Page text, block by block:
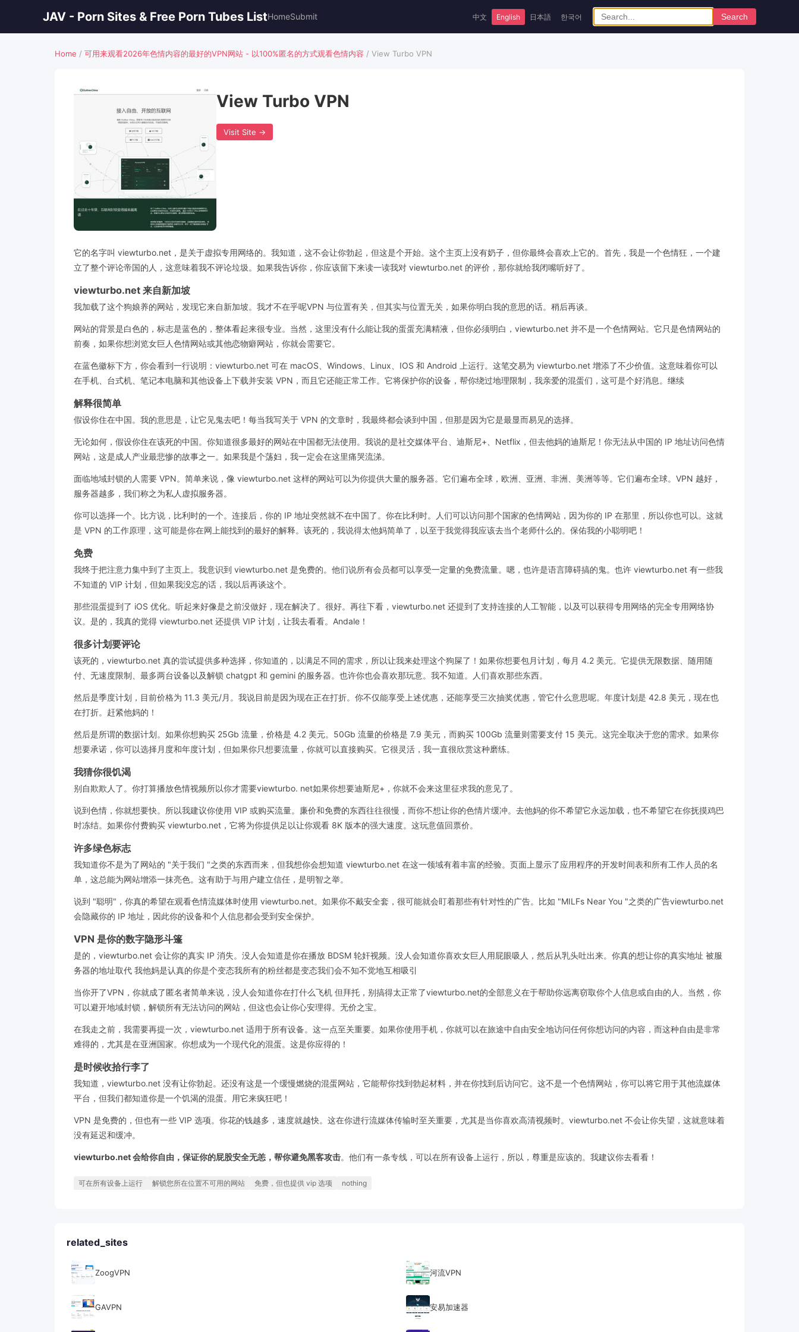
JAV - Porn Sites & Free Porn Tubes ListHomeSubmit 中文 English 日本語 한국어 Search
Home / 可用来观看2026年色情内容的最好的VPN网站 - 以100%匿名的方式观看色情内容 / View Turbo VPN
View Turbo VPN
Visit Site →
它的名字叫 viewturbo.net，是关于虚拟专用网络的。我知道，这不会让你勃起，但这是个开始。这个主页上没有奶子，但你最终会喜欢上它的。首先，我是一个色情狂，一个建
立了整个评论帝国的人，这意味着我不评论垃圾。如果我告诉你，你应该留下来读一读我对 viewturbo.net 的评价，那你就给我闭嘴听好了。
viewturbo.net 来自新加坡
我加载了这个狗娘养的网站，发现它来自新加坡。我才不在乎呢VPN 与位置有关，但其实与位置无关，如果你明白我的意思的话。稍后再谈。
网站的背景是白色的，标志是蓝色的，整体看起来很专业。当然，这里没有什么能让我的蛋蛋充满精液，但你必须明白，viewturbo.net 并不是一个色情网站。它只是色情网站的
前奏，如果你想浏览女巨人色情网站或其他恋物癖网站，你就会需要它。
在蓝色徽标下方，你会看到一行说明：viewturbo.net 可在 macOS、Windows、Linux、IOS 和 Android 上运行。这笔交易为 viewturbo.net 增添了不少价值。这意味着你可以
在手机、台式机、笔记本电脑和其他设备上下载并安装 VPN，而且它还能正常工作。它将保护你的设备，帮你绕过地理限制，我亲爱的混蛋们，这可是个好消息。继续
解释很简单
假设你住在中国。我的意思是，让它见鬼去吧！每当我写关于 VPN 的文章时，我最终都会谈到中国，但那是因为它是最显而易见的选择。
无论如何，假设你住在该死的中国。你知道很多最好的网站在中国都无法使用。我说的是社交媒体平台、迪斯尼+、Netflix，但去他妈的迪斯尼！你无法从中国的 IP 地址访问色情
网站，这是成人产业最悲惨的故事之一。如果我是个荡妇，我一定会在这里痛哭流涕。
面临地域封锁的人需要 VPN。简单来说，像 viewturbo.net 这样的网站可以为你提供大量的服务器。它们遍布全球，欧洲、亚洲、非洲、美洲等等。它们遍布全球。VPN 越好，
服务器越多，我们称之为私人虚拟服务器。
你可以选择一个。比方说，比利时的一个。连接后，你的 IP 地址突然就不在中国了。你在比利时。人们可以访问那个国家的色情网站，因为你的 IP 在那里，所以你也可以。这就
是 VPN 的工作原理，这可能是你在网上能找到的最好的解释。该死的，我说得太他妈简单了，以至于我觉得我应该去当个老师什么的。保佑我的小聪明吧！
免费
我终于把注意力集中到了主页上。我意识到 viewturbo.net 是免费的。他们说所有会员都可以享受一定量的免费流量。嗯，也许是语言障碍搞的鬼。也许 viewturbo.net 有一些我
不知道的 VIP 计划，但如果我没忘的话，我以后再谈这个。
那些混蛋提到了 iOS 优化。听起来好像是之前没做好，现在解决了。很好。再往下看，viewturbo.net 还提到了支持连接的人工智能，以及可以获得专用网络的完全专用网络协
议。是的，我真的觉得 viewturbo.net 还提供 VIP 计划，让我去看看。Andale！
很多计划要评论
该死的，viewturbo.net 真的尝试提供多种选择，你知道的，以满足不同的需求，所以让我来处理这个狗屎了！如果你想要包月计划，每月 4.2 美元。它提供无限数据、随用随
付、无速度限制、最多两台设备以及解锁 chatgpt 和 gemini 的服务器。也许你也会喜欢那玩意。我不知道。人们喜欢那些东西。
然后是季度计划，目前价格为 11.3 美元/月。我说目前是因为现在正在打折。你不仅能享受上述优惠，还能享受三次抽奖优惠，管它什么意思呢。年度计划是 42.8 美元，现在也
在打折。赶紧他妈的！
然后是所谓的数据计划。如果你想购买 25Gb 流量，价格是 4.2 美元。50Gb 流量的价格是 7.9 美元，而购买 100Gb 流量则需要支付 15 美元。这完全取决于您的需求。如果你
想要承诺，你可以选择月度和年度计划，但如果你只想要流量，你就可以直接购买。它很灵活，我一直很欣赏这种磨练。
我猜你很饥渴
别自欺欺人了。你打算播放色情视频所以你才需要viewturbo. net如果你想要迪斯尼+，你就不会来这里征求我的意见了。
说到色情，你就想要快。所以我建议你使用 VIP 或购买流量。廉价和免费的东西往往很慢，而你不想让你的色情片缓冲。去他妈的你不希望它永远加载，也不希望它在你抚摸鸡巴
时冻结。如果你付费购买 viewturbo.net，它将为你提供足以让你观看 8K 版本的强大速度。这玩意值回票价。
许多绿色标志
我知道你不是为了网站的 "关于我们 "之类的东西而来，但我想你会想知道 viewturbo.net 在这一领域有着丰富的经验。页面上显示了应用程序的开发时间表和所有工作人员的名
单，这总能为网站增添一抹亮色。这有助于与用户建立信任，是明智之举。
说到 "聪明"，你真的希望在观看色情流媒体时使用 viewturbo.net。如果你不戴安全套，很可能就会盯着那些有针对性的广告。比如 "MILFs Near You "之类的广告viewturbo.net
会隐藏你的 IP 地址，因此你的设备和个人信息都会受到安全保护。
VPN 是你的数字隐形斗篷
是的，viewturbo.net 会让你的真实 IP 消失。没人会知道是你在播放 BDSM 轮奸视频。没人会知道你喜欢女巨人用屁眼吸人，然后从乳头吐出来。你真的想让你的真实地址 被服
务器的地址取代 我他妈是认真的你是个变态我所有的粉丝都是变态我们会不知不觉地互相吸引
当你开了VPN，你就成了匿名者简单来说，没人会知道你在打什么飞机 但拜托，别搞得太正常了viewturbo.net的全部意义在于帮助你远离窃取你个人信息或自由的人。当然，你
可以避开地域封锁，解锁所有无法访问的网站，但这也会让你心安理得。无价之宝。
在我走之前，我需要再提一次，viewturbo.net 适用于所有设备。这一点至关重要。如果你使用手机，你就可以在旅途中自由安全地访问任何你想访问的内容，而这种自由是非常
难得的，尤其是在亚洲国家。你想成为一个现代化的混蛋。这是你应得的！
是时候收拾行李了
我知道，viewturbo.net 没有让你勃起。还没有这是一个缓慢燃烧的混蛋网站，它能帮你找到勃起材料，并在你找到后访问它。这不是一个色情网站，你可以将它用于其他流媒体
平台，但我们都知道你是一个饥渴的混蛋。用它来疯狂吧！
VPN 是免费的，但也有一些 VIP 选项。你花的钱越多，速度就越快。这在你进行流媒体传输时至关重要，尤其是当你喜欢高清视频时。viewturbo.net 不会让你失望，这就意味着
没有延迟和缓冲。
viewturbo.net 会给你自由，保证你的屁股安全无恙，帮你避免黑客攻击。他们有一条专线，可以在所有设备上运行，所以，尊重是应该的。我建议你去看看！
可在所有设备上运行 解锁您所在位置不可用的网站 免费，但也提供 vip 选项 nothing
related_sites
ZoogVPN 河流VPN
GAVPN 安易加速器